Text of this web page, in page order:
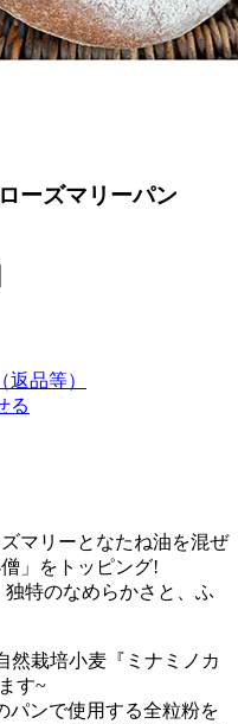
ーズマリーパン
品等）
る
マリーとなたね油を混ぜ
」をトッピング!
特のなめらかさと、ふ
然栽培小麦『ミナミノカ
す~
パンで使用する全粒粉を